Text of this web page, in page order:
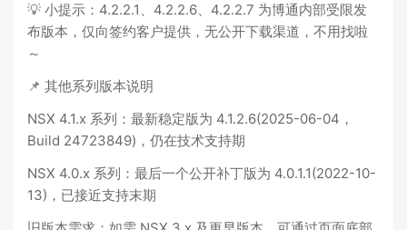
💡 小提示：4.2.2.1、4.2.2.6、4.2.2.7 为博通内部受限发
布版本，仅向签约客户提供，无公开下载渠道，不用找啦
～
📌 其他系列版本说明
NSX 4.1.x 系列：最新稳定版为 4.1.2.6(2025-06-04，
Build 24723849)，仍在技术支持期
NSX 4.0.x 系列：最后一个公开补丁版为 4.0.1.1(2022-10-
13)，已接近支持末期